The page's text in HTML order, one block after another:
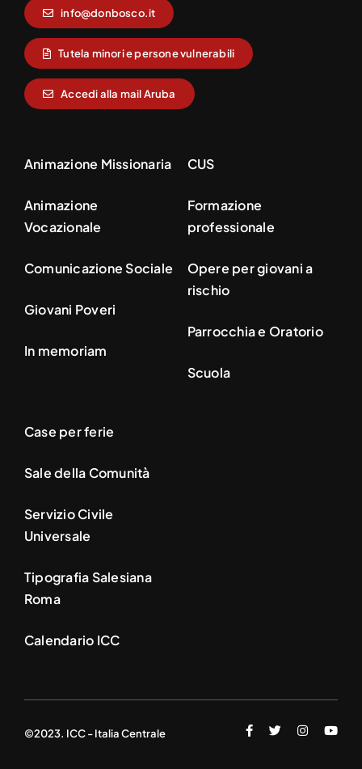
info@donbosco.it
Tutela minori e persone vulnerabili
Accedi alla mail Aruba
Animazione Missionaria
Animazione
Vocazionale
Comunicazione Sociale
Giovani Poveri
In memoriam
CUS
Formazione
professionale
Opere per giovani a
rischio
Parrocchia e Oratorio
Scuola
Case per ferie
Sale della Comunità
Servizio Civile
Universale
Tipografia Salesiana
Roma
Calendario ICC
©2023. ICC - Italia Centrale